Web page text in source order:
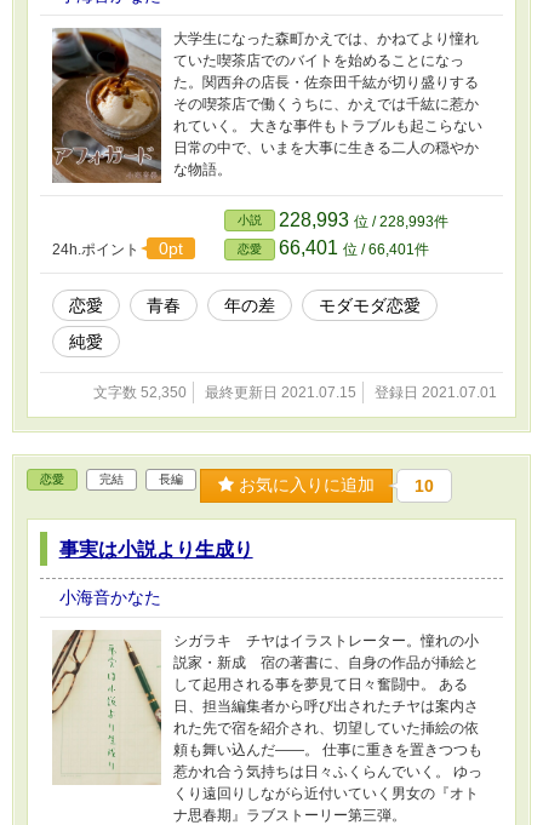
大学生になった森町かえでは、かねてより憧れ
ていた喫茶店でのバイトを始めることになっ
た。関西弁の店長・佐奈田千紘が切り盛りする
その喫茶店で働くうちに、かえでは千紘に惹か
れていく。 大きな事件もトラブルも起こらない
日常の中で、いまを大事に生きる二人の穏やか
な物語。
24h.ポイント 0pt
小説 228,993 位 / 228,993件
恋愛 66,401 位 / 66,401件
恋愛 青春 年の差
モダモダ恋愛
純愛
文字数 52,350 最終更新日 2021.07.15 登録日 2021.07.01
恋愛 完結 長編 お気に入りに追加 10
事実は小説より生成り
小海音かなた
シガラキ チヤはイラストレーター。憧れの小
説家・新成 宿の著書に、自身の作品が挿絵と
して起用される事を夢見て日々奮闘中。 ある
日、担当編集者から呼び出されたチヤは案内さ
れた先で宿を紹介され、切望していた挿絵の依
頼も舞い込んだ――。 仕事に重きを置きつつも
惹かれ合う気持ちは日々ふくらんでいく。 ゆっ
くり遠回りしながら近付いていく男女の『オト
ナ思春期』ラブストーリー第三弾。